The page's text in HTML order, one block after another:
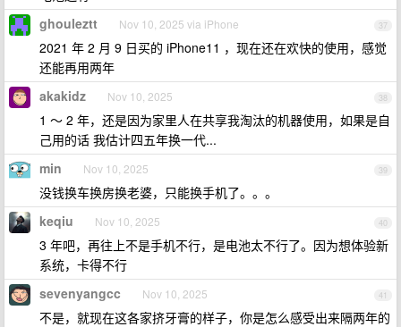
37
ghouleztt Nov 10, 2025 via iPhone
2021 年 2 月 9 日买的 iPhone11 ，现在还在欢快的使用，感觉
还能再用两年
38
akakidz Nov 10, 2025
1 ～ 2 年，还是因为家里人在共享我淘汰的机器使用，如果是自
己用的话 我估计四五年换一代...
39
min Nov 10, 2025
没钱换车换房换老婆，只能换手机了。。。
40
keqiu Nov 10, 2025
3 年吧，再往上不是手机不行，是电池太不行了。因为想体验新
系统，卡得不行
41
sevenyangcc Nov 10, 2025
不是，就现在这各家挤牙膏的样子，你是怎么感受出来隔两年的